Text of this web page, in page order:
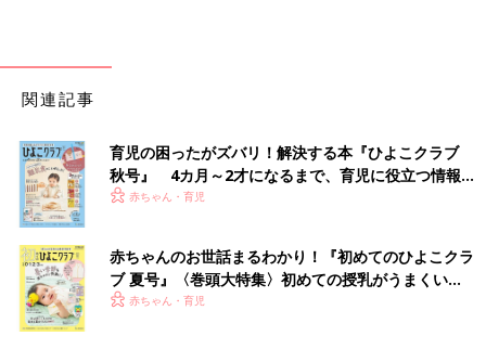
関連記事
育児の困ったがズバリ！解決する本『ひよこクラブ
秋号』 4カ月～2才になるまで、育児に役立つ情報が
いっぱい！
赤ちゃん・育児
赤ちゃんのお世話まるわかり！『初めてのひよこクラ
ブ 夏号』〈巻頭大特集〉初めての授乳がうまくい
く！ おっぱい・ミルクの基本と夏のトラブル 解決テ
赤ちゃん・育児